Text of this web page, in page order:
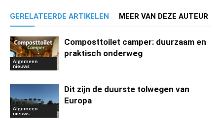
GERELATEERDE ARTIKELEN MEER VAN DEZE AUTEUR
Algemeen
nieuws
Composttoilet camper: duurzaam en
praktisch onderweg
Algemeen
nieuws
Dit zijn de duurste tolwegen van
Europa